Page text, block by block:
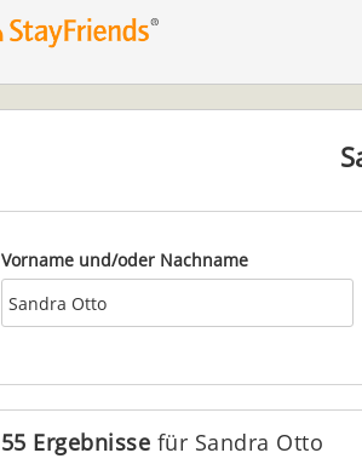
Vorname und/oder Nachname
55 Ergebnisse für Sandra Otto